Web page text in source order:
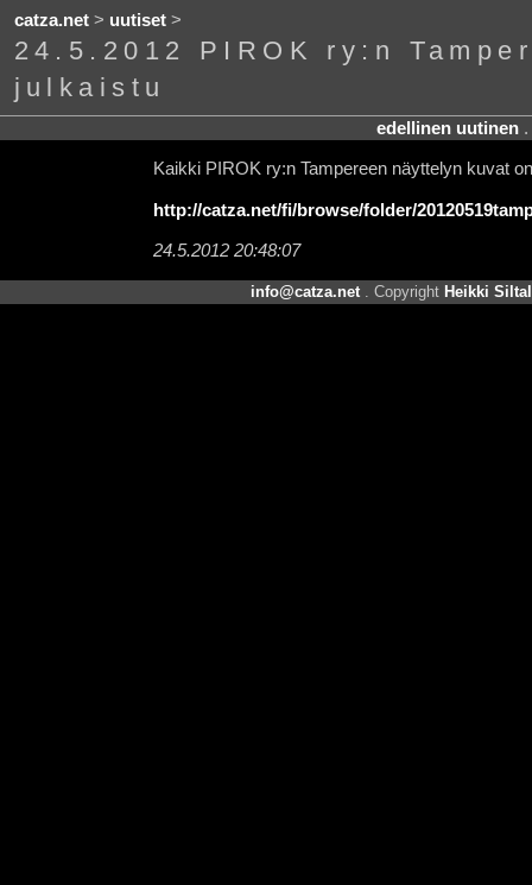
catza.net> uutiset>
24.5.2012 PIROK ry:n
julkaistu
edellinen uutinen.
Kaikki PIROK ry:n Tampereen näyttelyn kuvat
http://catza.net/fi/browse/folder/
24.5.2012 20:48:07
info@catza.net. Copyright Heikki